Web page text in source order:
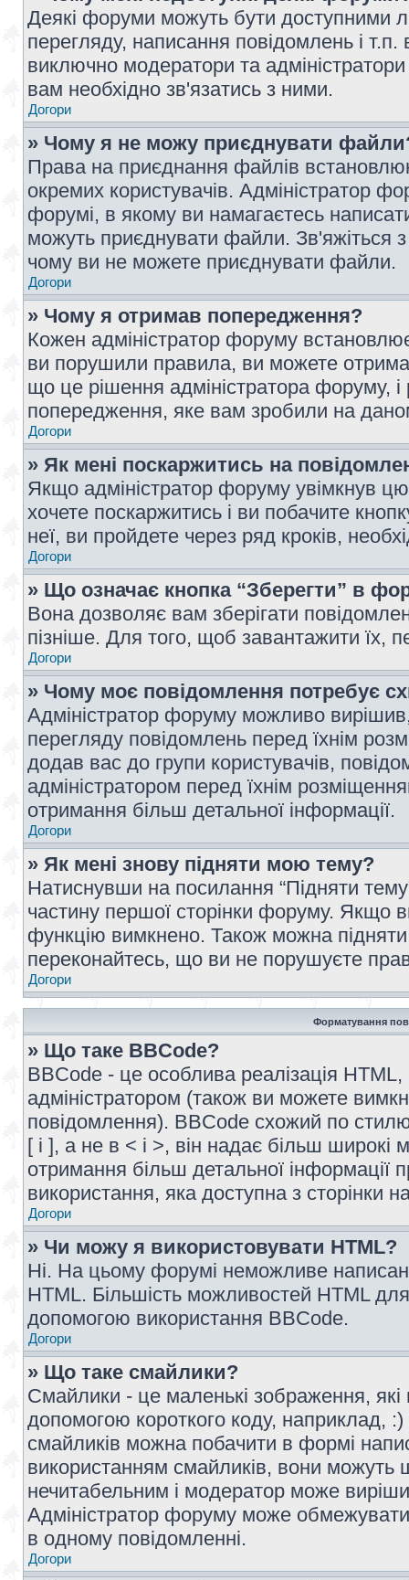
Деякі форуми можуть бути доступними
перегляду, написання повідомлень і
виключно модератори та
вам необхідно зв'язатись з ними.
Догори
» Чому я не можу приєднувати
Права на приєднання файлів
окремих користувачів. Адміністратор
форумі, в якому ви намагаєтесь
можуть приєднувати файли. Зв'яжіться
чому ви не можете приєднувати файли.
Догори
» Чому я отримав попередження?
Кожен адміністратор форуму
ви порушили правила, ви можете
що це рішення адміністратора форуму,
попередження, яке вам зробили на
Догори
» Як мені поскаржитись на
Якщо адміністратор форуму увімкнув
хочете поскаржитись і ви побачите
неї, ви пройдете через ряд кроків,
Догори
» Що означає кнопка “Зберегти” в
Вона дозволяє вам зберігати
пізніше. Для того, щоб завантажити їх,
Догори
» Чому моє повідомлення потребує
Адміністратор форуму можливо
перегляду повідомлень перед їхнім
додав вас до групи користувачів,
адміністратором перед їхнім
отримання більш детальної інформації.
Догори
» Як мені знову підняти мою тему?
Натиснувши на посилання “Підняти
частину першої сторінки форуму. Якщо
функцію вимкнено. Також можна
переконайтесь, що ви не порушуєте
Догори
Форматування
» Що таке BBCode?
BBCode - це особлива реалізація
адміністратором (також ви можете
повідомлення). BBCode схожий по
[ і ], а не в < і >, він надає більш
отримання більш детальної інформації
використання, яка доступна з сторінки
Догори
» Чи можу я використовувати HTML?
Ні. На цьому форумі неможливе
HTML. Більшість можливостей HTML
допомогою використання BBCode.
Догори
» Що таке смайлики?
Смайлики - це маленькі зображення, які
допомогою короткого коду, наприклад,
смайликів можна побачити в формі
використанням смайликів, вони
нечитабельним і модератор може
Адміністратор форуму може обмежувати
в одному повідомленні.
Догори